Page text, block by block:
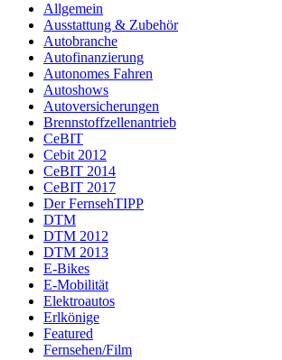
Allgemein
Ausstattung & Zubehör
Autobranche
Autofinanzierung
Autonomes Fahren
Autoshows
Autoversicherungen
Brennstoffzellenantrieb
CeBIT
Cebit 2012
CeBIT 2014
CeBIT 2017
Der FernsehTIPP
DTM
DTM 2012
DTM 2013
E-Bikes
E-Mobilität
Elektroautos
Erlkönige
Featured
Fernsehen/Film